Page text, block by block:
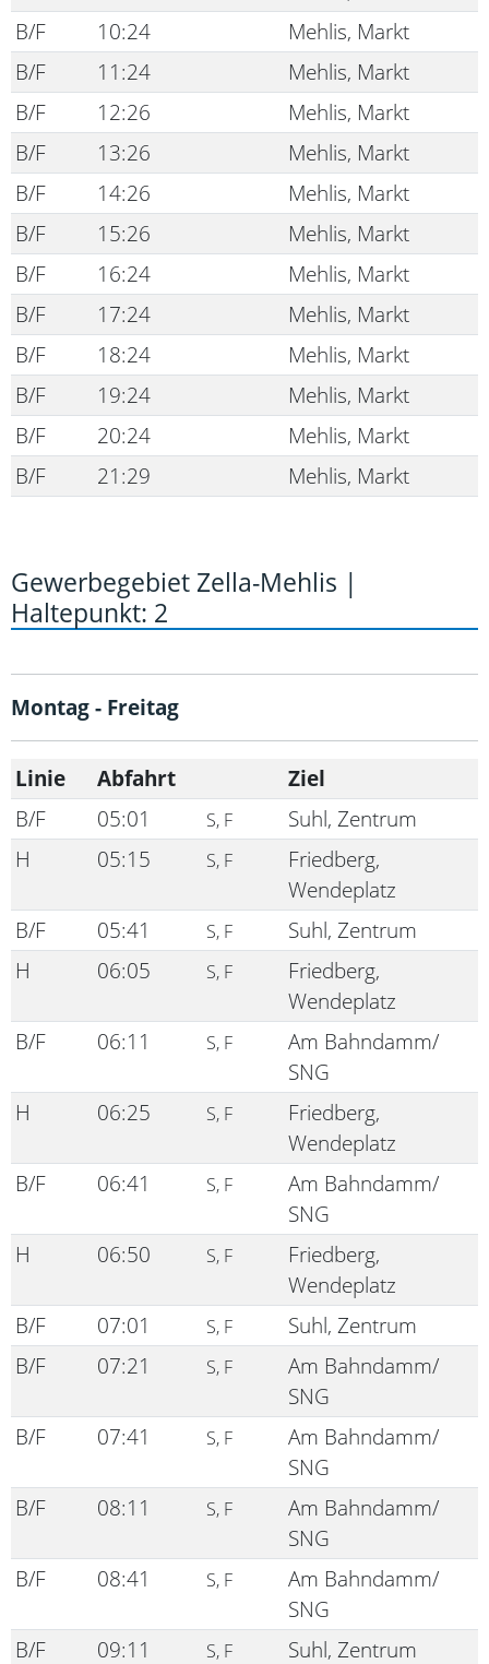
B/F
10:24
Mehlis, Markt
B/F
11:24
Mehlis, Markt
B/F
12:26
Mehlis, Markt
B/F
13:26
Mehlis, Markt
B/F
14:26
Mehlis, Markt
B/F
15:26
Mehlis, Markt
B/F
16:24
Mehlis, Markt
B/F
17:24
Mehlis, Markt
B/F
18:24
Mehlis, Markt
B/F
19:24
Mehlis, Markt
B/F
20:24
Mehlis, Markt
B/F
21:29 Mehlis, Markt
Gewerbegebiet Zella-Mehlis |
Haltepunkt: 2
Montag - Freitag
Linie Abfahrt
Ziel
B/F
05:01 S, F
Suhl, Zentrum
H
05:15 S, F
Friedberg,
Wendeplatz
B/F
05:41 S, F
Suhl, Zentrum
H
06:05 S, F
Friedberg,
Wendeplatz
B/F
06:11 S, F
Am Bahndamm/
SNG
H
06:25 S, F
Friedberg,
Wendeplatz
B/F
06:41 S, F
Am Bahndamm/
SNG
H
06:50 S, F
Friedberg,
Wendeplatz
B/F
07:01 S, F
Suhl, Zentrum
B/F
07:21 S, F
Am Bahndamm/
SNG
B/F
07:41 S, F
Am Bahndamm/
SNG
B/F
08:11 S, F
Am Bahndamm/
SNG
B/F
08:41 S, F
Am Bahndamm/
SNG
B/F
09:11 S, F
Suhl, Zentrum